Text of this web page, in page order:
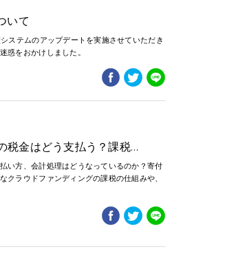
いて
ステムのアップデートを実施させていただき
惑をおかけしました。
税金はどう支払う？課税…
い方、会計処理はどうなっているのか？寄付
クラウドファンディングの課税の仕組みや、